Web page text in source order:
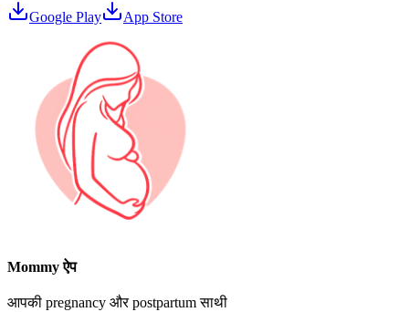
Google Play
App Store
Mommy ऐप
आपकी pregnancy और postpartum साथी